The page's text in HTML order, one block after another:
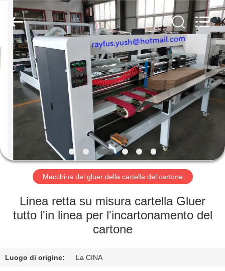
CASA
PRODOTTI
CIRCA
NOI
GIRO
DELLA
FABBRICA
QUALITÀ
contenitore
cartone
fornitore.
Copyright
©
cartonboxmanufacturingmachine.com.
Rights
Reserved.
Macchina del gluer della cartella del cartone
Linea retta su misura cartella Gluer
tutto l'in linea per l'incartonamento del
cartone
Luogo di origine: La CINA